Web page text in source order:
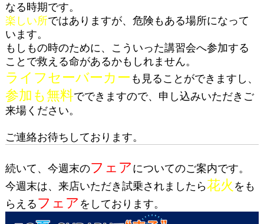
なる時期です。
楽しい所ではありますが、危険もある場所になって
います。
もしもの時のために、こういった講習会へ参加する
ことで救える命があるかもしれません。
ライフセーバーカー も見ることができますし、
参加も無料でできますので、申し込みいただきご
来場ください。
ご連絡お待ちしております。
続いて、今週末のフェアについてのご案内です。
今週末は、来店いただき試乗されましたら花火 をも
らえる フェア をしております。